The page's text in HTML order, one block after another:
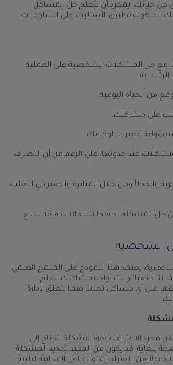
من حياتك. بمجرد أن تتعلم حل المشاكل
بسهولة تطبيق الأساليب على السلوكيات
مع حل المشكلات الشخصية على العملية
الرئيسية:
من الحياة اليومية.
على مشاكلك.
تغيير سلوكياتك.
عند حدوثها، على الرغم من أن التصرف
والخطأ ومن خلال المثابرة والصبر في التغلب
حل المشكلة. احتفظ بسجلات دقيقة لتتبع
الشخصية
يعتمد هذا النموذج على المنهج العلمي.
شخصيًا" وأنت تواجه مشاكلك. تعلم
على أي مشاكل تحدث فيما يتعلق بإدارة
مجرد الاعتراف بوجود مشكلة. تحتاج إلى
للغاية. قد يكون من المفيد تحديد المشكلة
بدلاً من الاقتراحات أو الحلول الإيجابية لتلبية